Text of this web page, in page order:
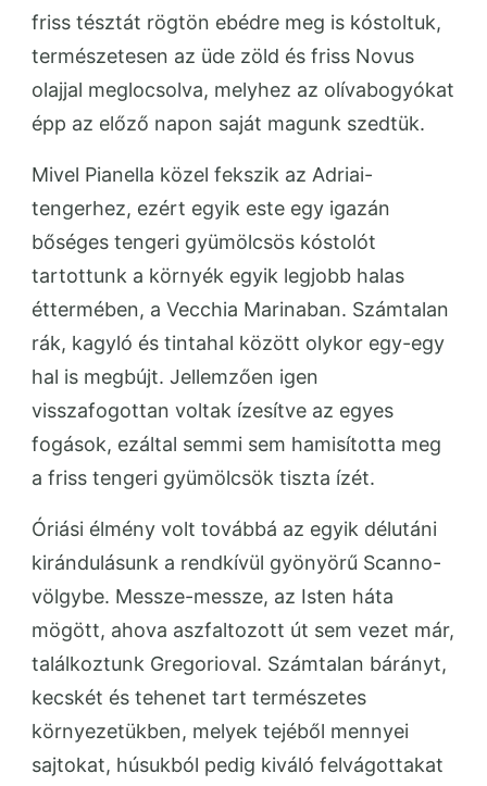
friss tésztát rögtön ebédre meg is kóstoltuk,
természetesen az üde zöld és friss Novus
olajjal meglocsolva, melyhez az olívabogyókat
épp az előző napon saját magunk szedtük.
Mivel Pianella közel fekszik az Adriai-
tengerhez, ezért egyik este egy igazán
bőséges tengeri gyümölcsös kóstolót
tartottunk a környék egyik legjobb halas
éttermében, a Vecchia Marinaban. Számtalan
rák, kagyló és tintahal között olykor egy-egy
hal is megbújt. Jellemzően igen
visszafogottan voltak ízesítve az egyes
fogások, ezáltal semmi sem hamisította meg
a friss tengeri gyümölcsök tiszta ízét.
Óriási élmény volt továbbá az egyik délutáni
kirándulásunk a rendkívül gyönyörű Scanno-
völgybe. Messze-messze, az Isten háta
mögött, ahova aszfaltozott út sem vezet már,
találkoztunk Gregorioval. Számtalan bárányt,
kecskét és tehenet tart természetes
környezetükben, melyek tejéből mennyei
sajtokat, húsukból pedig kiváló felvágottakat